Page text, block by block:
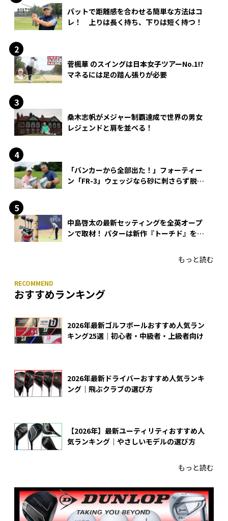
パットで距離感を合わせる簡単な方法はコ
レ！ 上りは長く持ち、下りは短く持つ！
菅楓華 のスイングは日本女子ツアーNo.1!?
マネるには足の踏ん張りが必要
桑木志帆がメジャー制覇達成で世界の男女
レジェンドと肩を並べる！
「バンカーから全部出た！」フォーティー
ン「FR-3」ウェッジなら砂に刺さらず脱出
中島啓太の最新セッティングを全英オープ
ンで取材！ パターは新作『トーチド』を投
もっと読む
おすすめランキング
2026年最新ゴルフボールおすすめ人気ラン
キング25選｜初心者・中級者・上級者向け
2026年最新ドライバーおすすめ人気ランキ
ング｜飛ぶクラブの選び方
【2026年】最新ユーティリティおすすめ人
気ランキング｜やさしいモデルの選び方
もっと読む